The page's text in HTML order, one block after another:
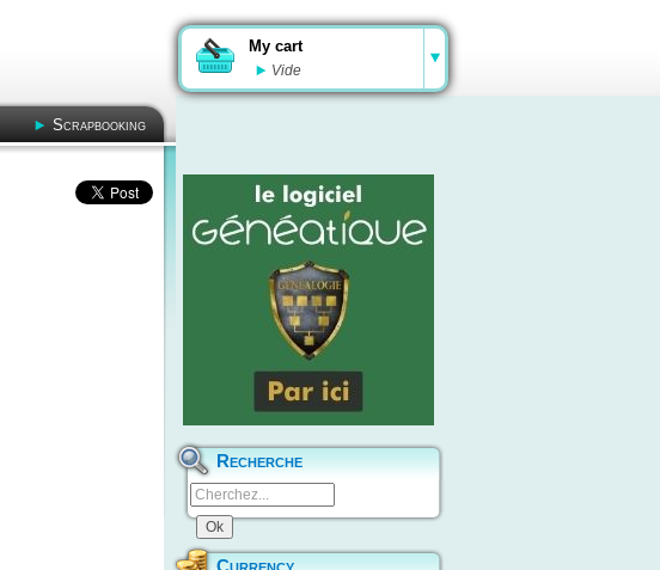
My cart
Vide
Scrapbooking
Recherche
Currency